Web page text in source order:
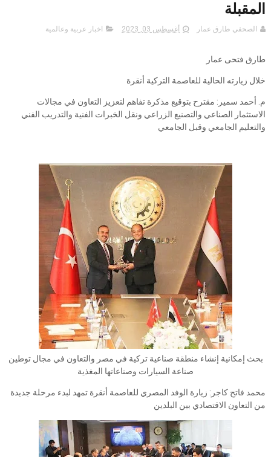
المقبلة
الصحفي طارق عمار أغسطس 03, 2023 اخبار عربية وعالمية
طارق فتحى عمار
خلال زيارته الحالية للعاصمة التركية أنقرة
م. أحمد سمير: مقترح بتوقيع مذكرة تفاهم لتعزيز التعاون في مجالات
الاستثمار الصناعي والتصنيع الزراعي ونقل الخبرات الفنية والتدريب الفني
والتعليم الجامعي وقبل الجامعي
بحث إمكانية إنشاء منطقة صناعية تركية في مصر والتعاون في مجال توطين
صناعة السيارات وصناعاتها المغذية
محمد فاتح كاجر: زيارة الوفد المصري للعاصمة أنقرة تمهد لبدء مرحلة جديدة
من التعاون الاقتصادي بين البلدين